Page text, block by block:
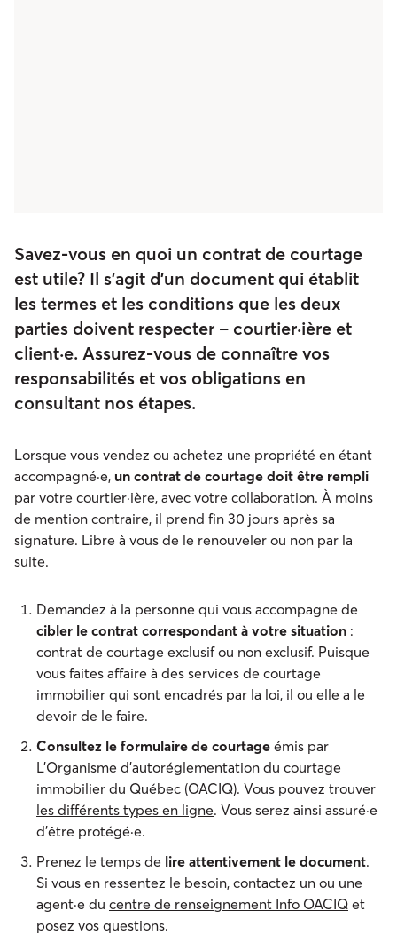
Savez-vous en quoi un contrat de courtage
est utile? Il s’agit d’un document qui établit
les termes et les conditions que les deux
parties doivent respecter – courtier·ière et
client·e. Assurez-vous de connaître vos
responsabilités et vos obligations en
consultant nos étapes.
Lorsque vous vendez ou achetez une propriété en étant
accompagné·e, un contrat de courtage doit être rempli
par votre courtier·ière, avec votre collaboration. À moins
de mention contraire, il prend fin 30 jours après sa
signature. Libre à vous de le renouveler ou non par la
suite.
Demandez à la personne qui vous accompagne de
cibler le contrat correspondant à votre situation :
contrat de courtage exclusif ou non exclusif. Puisque
vous faites affaire à des services de courtage
immobilier qui sont encadrés par la loi, il ou elle a le
devoir de le faire.
Consultez le formulaire de courtage émis par
L’Organisme d’autoréglementation du courtage
immobilier du Québec (OACIQ). Vous pouvez trouver
les différents types en ligne. Vous serez ainsi assuré·e
d’être protégé·e.
Prenez le temps de lire attentivement le document.
Si vous en ressentez le besoin, contactez un ou une
agent·e du centre de renseignement Info OACIQ et
posez vos questions.